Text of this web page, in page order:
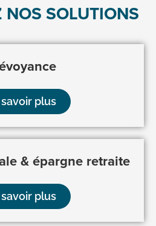
NOS SOLUTIONS
savoir plus
& épargne retraite
savoir plus